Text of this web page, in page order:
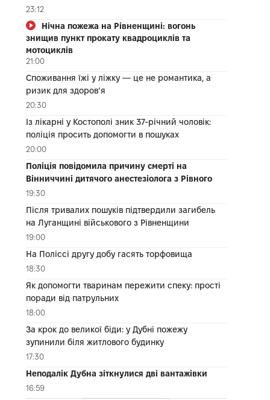
23:12
Нічна пожежа на Рівненщині: вогонь
знищив пункт прокату квадроциклів та
мотоциклів
21:00
Споживання їжі у ліжку — це не романтика, а
ризик для здоров’я
20:30
Із лікарні у Костополі зник 37-річний чоловік:
поліція просить допомогти в пошуках
20:00
Поліція повідомила причину смерті на
Вінниччині дитячого анестезіолога з Рівного
19:30
Після тривалих пошуків підтвердили загибель
на Луганщині військового з Рівненщини
19:00
На Поліссі другу добу гасять торфовища
18:30
Як допомогти тваринам пережити спеку: прості
поради від патрульних
18:00
За крок до великої біди: у Дубні пожежу
зупинили біля житлового будинку
17:30
Неподалік Дубна зіткнулися дві вантажівки
16:59